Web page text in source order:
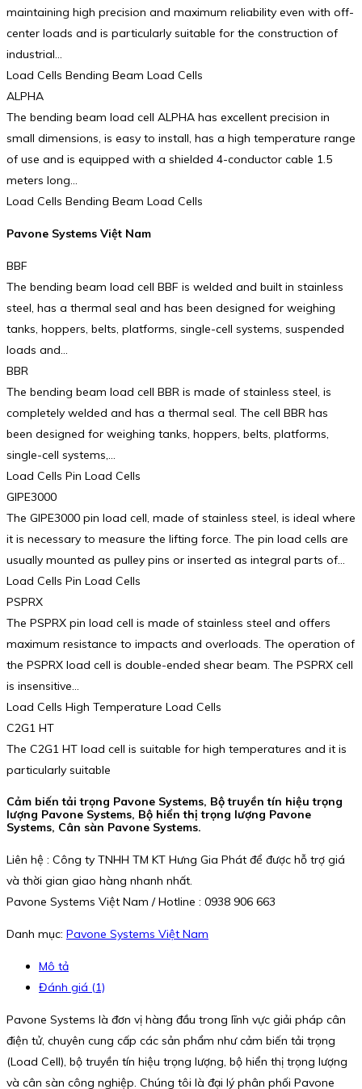
maintaining high precision and maximum reliability even with off-
center loads and is particularly suitable for the construction of
industrial…
Load Cells Bending Beam Load Cells
ALPHA
The bending beam load cell ALPHA has excellent precision in
small dimensions, is easy to install, has a high temperature range
of use and is equipped with a shielded 4-conductor cable 1.5
meters long…
Load Cells Bending Beam Load Cells
Pavone Systems Việt Nam
BBF
The bending beam load cell BBF is welded and built in stainless
steel, has a thermal seal and has been designed for weighing
tanks, hoppers, belts, platforms, single-cell systems, suspended
loads and…
BBR
The bending beam load cell BBR is made of stainless steel, is
completely welded and has a thermal seal. The cell BBR has
been designed for weighing tanks, hoppers, belts, platforms,
single-cell systems,…
Load Cells Pin Load Cells
GIPE3000
The GIPE3000 pin load cell, made of stainless steel, is ideal where
it is necessary to measure the lifting force. The pin load cells are
usually mounted as pulley pins or inserted as integral parts of…
Load Cells Pin Load Cells
PSPRX
The PSPRX pin load cell is made of stainless steel and offers
maximum resistance to impacts and overloads. The operation of
the PSPRX load cell is double-ended shear beam. The PSPRX cell
is insensitive…
Load Cells High Temperature Load Cells
C2G1 HT
The C2G1 HT load cell is suitable for high temperatures and it is
particularly suitable
Cảm biến tải trọng Pavone Systems, Bộ truyền tín hiệu trọng
lượng Pavone Systems, Bộ hiển thị trọng lượng Pavone
Systems, Cân sàn Pavone Systems.
Liên hệ : Công ty TNHH TM KT Hưng Gia Phát để được hỗ trợ giá
và thời gian giao hàng nhanh nhất.
Pavone Systems Việt Nam / Hotline : 0938 906 663
Danh mục: Pavone Systems Việt Nam
Mô tả
Đánh giá (1)
Pavone Systems là đơn vị hàng đầu trong lĩnh vực giải pháp cân
điện tử, chuyên cung cấp các sản phẩm như cảm biến tải trọng
(Load Cell), bộ truyền tín hiệu trọng lượng, bộ hiển thị trọng lượng
và cân sàn công nghiệp. Chúng tôi là đại lý phân phối Pavone